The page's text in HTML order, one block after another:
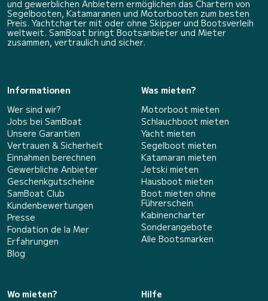
und gewerblichen Anbietern ermöglichen das Chartern von
Segelbooten, Katamaranen und Motorbooten zum besten
Preis. Yachtcharter mit oder ohne Skipper und Bootsverleih
weltweit. SamBoat bringt Bootsanbieter und Mieter
zusammen, vertraulich und sicher.
Informationen
Wer sind wir?
Jobs bei SamBoat
Unsere Garantien
Vertrauen & Sicherheit
Einnahmen berechnen
Gewerbliche Anbieter
Geschenkgutscheine
SamBoat Club
Kundenbewertungen
Presse
Fondation de la Mer
Erfahrungen
Blog
Was mieten?
Motorboot mieten
Schlauchboot mieten
Yacht mieten
Segelboot mieten
Katamaran mieten
Jetski mieten
Hausboot mieten
Boot mieten ohne
Führerschein
Kabinencharter
Sonderangebote
Alle Bootsmarken
Wo mieten?
Hilfe